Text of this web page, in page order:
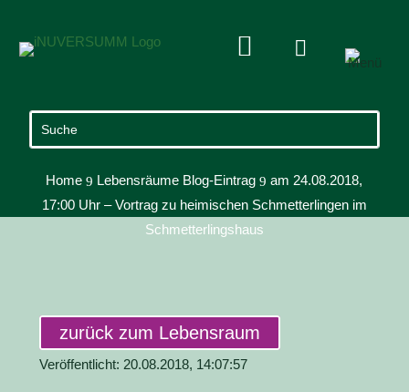
 
Home 9 Lebensräume Blog-Eintrag 9 am 24.08.2018,
17:00 Uhr – Vortrag zu heimischen Schmetterlingen im
Schmetterlingshaus
zurück zum Lebensraum
Veröffentlicht: 20.08.2018, 14:07:57